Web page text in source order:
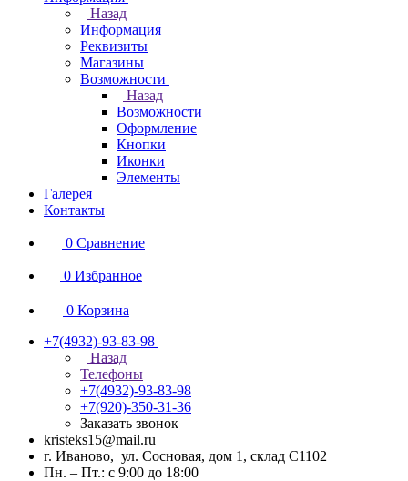
Назад
Информация
Реквизиты
Магазины
Возможности
Назад
Возможности
Оформление
Кнопки
Иконки
Элементы
Галерея
Контакты
0 Сравнение
0 Избранное
0 Корзина
+7(4932)-93-83-98
Назад
Телефоны
+7(4932)-93-83-98
+7(920)-350-31-36
Заказать звонок
kristeks15@mail.ru
г. Иваново, ул. Сосновая, дом 1, склад С1102
Пн. – Пт.: с 9:00 до 18:00